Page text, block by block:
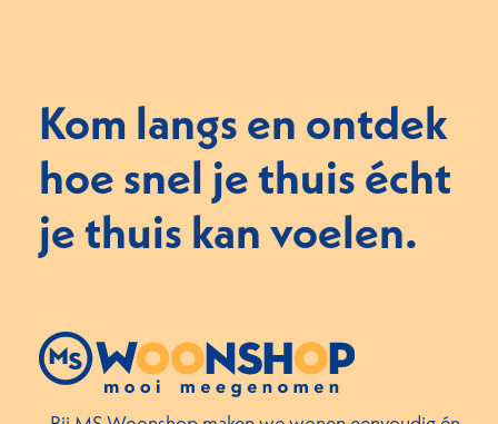
Kom langs en ontdek
hoe snel je thuis écht
je thuis kan voelen.